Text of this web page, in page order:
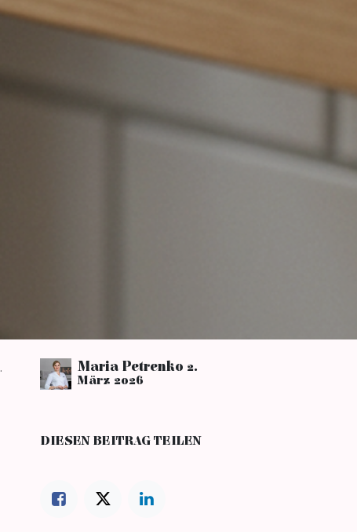
Maria Petrenko 2.
März 2026
DIESEN BEITRAG TEILEN